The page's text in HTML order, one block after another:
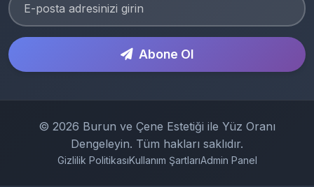
Abone Ol
© 2026 Burun ve Çene Estetiği ile Yüz Oranı
Dengeleyin. Tüm hakları saklıdır.
Gizlilik PolitikasıKullanım ŞartlarıAdmin Panel